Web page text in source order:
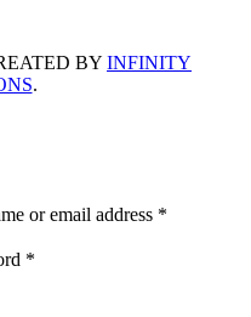
BY INFINITY
.
or email address *
*